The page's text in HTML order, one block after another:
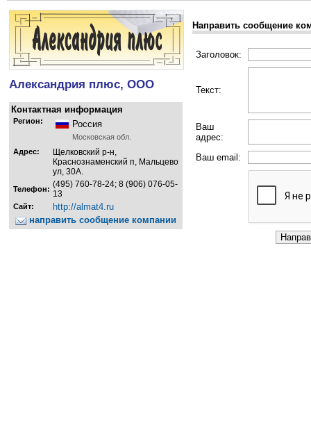
Александрия плюс, ООО
Контактная информация
Регион: Россия
Московская обл.
Адрес:
Щелковский р-н,
Краснознаменский п, Мальцево
ул, 30А.
Телефон: (495) 760-78-24; 8 (906) 076-05-
13
Сайт:
http://almat4.ru
направить сообщение компании
Направить сообщение
Заголовок:
Текст:
Ваш
адрес:
Ваш email: